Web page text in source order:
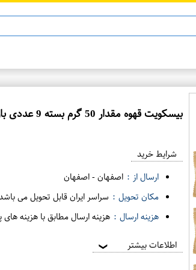
بیسکویت قهوه مقدار 50 گرم بسته 9 عددی باراکا
شرایط خرید
ارسال از : اصفهان-اصفهان
مکان تحویل : سراسر ایران قابل تحویل می
هزینه ارسال : هزینه ارسال مطابق با هزینه
اطلاعات بیشتر ❯